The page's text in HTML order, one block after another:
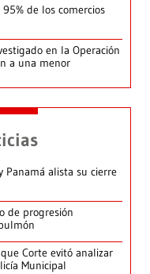
de los comercios
en la Operación
a una menor
Panamá alista su cierre
de progresión
Corte evitó analizar
Municipal